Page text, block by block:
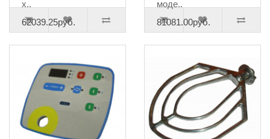
х..
62039.25руб.
моде..
81081.00руб.